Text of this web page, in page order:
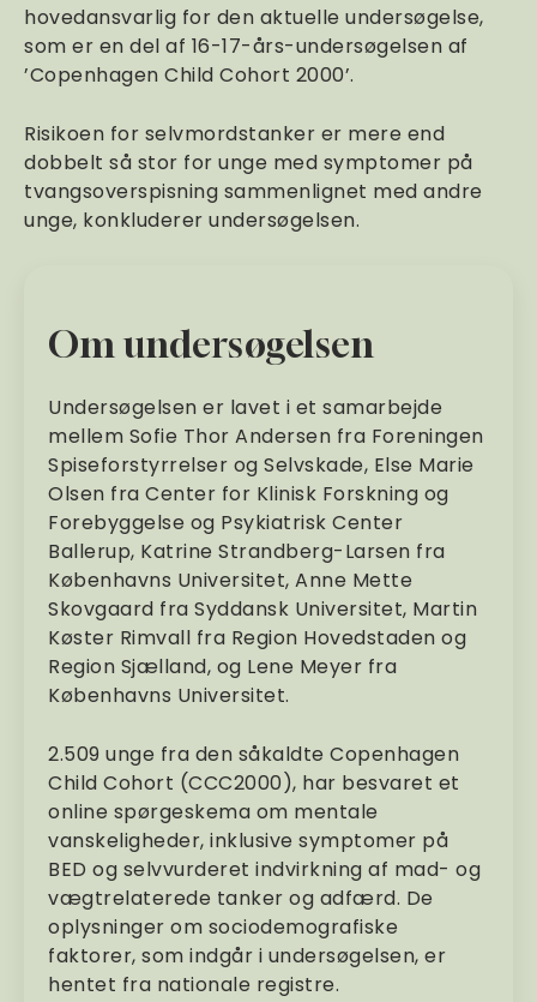
hovedansvarlig for den aktuelle undersøgelse,
som er en del af 16-17-års-undersøgelsen af
’Copenhagen Child Cohort 2000’.
Risikoen for selvmordstanker er mere end
dobbelt så stor for unge med symptomer på
tvangsoverspisning sammenlignet med andre
unge, konkluderer undersøgelsen.
Om undersøgelsen
Undersøgelsen er lavet i et samarbejde
mellem Sofie Thor Andersen fra Foreningen
Spiseforstyrrelser og Selvskade, Else Marie
Olsen fra Center for Klinisk Forskning og
Forebyggelse og Psykiatrisk Center
Ballerup, Katrine Strandberg-Larsen fra
Københavns Universitet, Anne Mette
Skovgaard fra Syddansk Universitet, Martin
Køster Rimvall fra Region Hovedstaden og
Region Sjælland, og Lene Meyer fra
Københavns Universitet.
2.509 unge fra den såkaldte Copenhagen
Child Cohort (CCC2000), har besvaret et
online spørgeskema om mentale
vanskeligheder, inklusive symptomer på
BED og selvvurderet indvirkning af mad- og
vægtrelaterede tanker og adfærd. De
oplysninger om sociodemografiske
faktorer, som indgår i undersøgelsen, er
hentet fra nationale registre.